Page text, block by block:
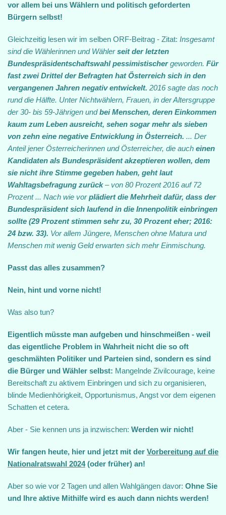
vor allem bei uns Wählern und politisch geforderten
Bürgern selbst!
Gleichzeitig lesen wir im selben ORF-Beitrag - Zitat: Insgesamt
sind die Wählerinnen und Wählerseit der letzten
Bundespräsidentschaftswahl pessimistischergeworden. Für
fast zwei Drittel der Befragten hat Österreich sich in den
vergangenen Jahren negativ entwickelt. 2016 sagte das noch
rund die Hälfte. Unter Nichtwählern, Frauen, in der Altersgruppe
der 30- bis 59-Jährigen undbei Menschen, deren Einkommen
kaum zum Leben ausreicht, sehen sogar mehr als sieben
von zehn eine negative Entwicklung in Österreich. ... Der
Anteil jener Österreicherinnen und Österreicher, die auch einen
Kandidaten als Bundespräsident akzeptieren wollen, dem
sie nicht ihre Stimme gegeben haben, geht laut
Wahltagsbefragung zurück– von 80 Prozent 2016 auf 72
Prozent ... Nach wie vorplädiert die Mehrheit dafür, dass der
Bundespräsident sich laufend in die Innenpolitik einbringen
sollte (29 Prozent stimmen sehr zu, 30 Prozent eher; 2016:
24 bzw. 33). Vor allem Jüngere, Menschen ohne Matura und
Menschen mit wenig Geld erwarten sich mehr Einmischung.
Passt das alles zusammen?
Nein, hint und vorne nicht!
Was also tun?
Eigentlich müsste man aufgeben und hinschmeißen - weil
das eigentliche Problem in Wahrheit nicht die so oft
geschmähten Politiker und Parteien sind, sondern es sind
die Bürger und Wähler selbst: Mangelnde Zivilcourage, keine
Bereitschaft zu aktivem Einbringen und sich zu organisieren,
blinde Medienhörigkeit, Opportunismus, Angst vor dem eigenen
Schatten et cetera.
Aber - Sie kennen uns ja inzwischen: Werden wir nicht!
Wir fangen heute, hier und jetzt mit der Vorbereitung auf die
Nationalratswahl 2024(oder früher) an!
Aber so wie vor 2 Tagen und allen Wahlgängen davor: Ohne Sie
und Ihre aktive Mithilfe wird es auch dann nichts werden!